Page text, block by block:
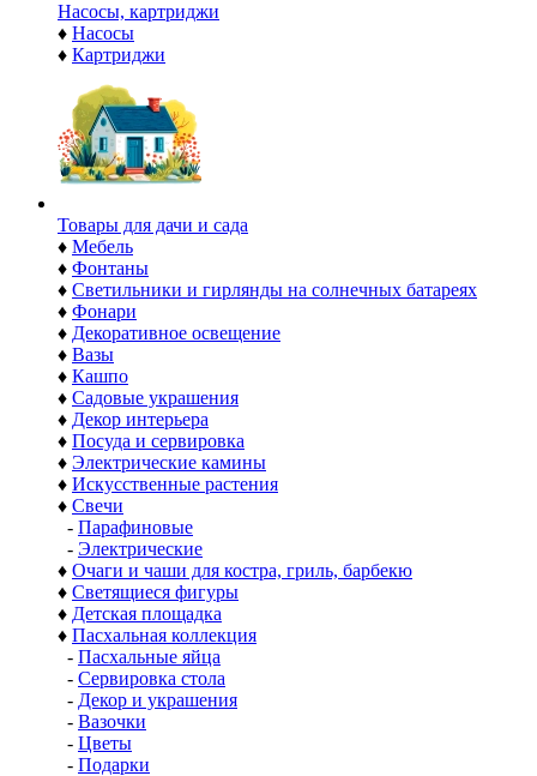
Насосы, картриджи
♦ Насосы
♦ Картриджи
Товары для дачи и сада
♦ Мебель
♦ Фонтаны
♦ Светильники и гирлянды на солнечных батареях
♦ Фонари
♦ Декоративное освещение
♦ Вазы
♦ Кашпо
♦ Садовые украшения
♦ Декор интерьера
♦ Посуда и сервировка
♦ Электрические камины
♦ Искусственные растения
♦ Свечи
- Парафиновые
- Электрические
♦ Очаги и чаши для костра, гриль, барбекю
♦ Светящиеся фигуры
♦ Детская площадка
♦ Пасхальная коллекция
- Пасхальные яйца
- Сервировка стола
- Декор и украшения
- Вазочки
- Цветы
- Подарки